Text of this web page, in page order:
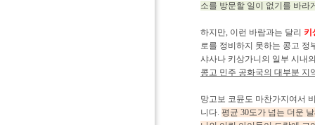
소를 방문할 일이 없기를 바라
하지만, 이런 바람과는 달리 키
로를 정비하지 못하는 콩고 정
샤사나 키상가니의 일부 시내
콩고 민주 공화국의 대부분 지
망고보 코뮨도 마찬가지여서
니다. 평균 30도가 넘는 더운